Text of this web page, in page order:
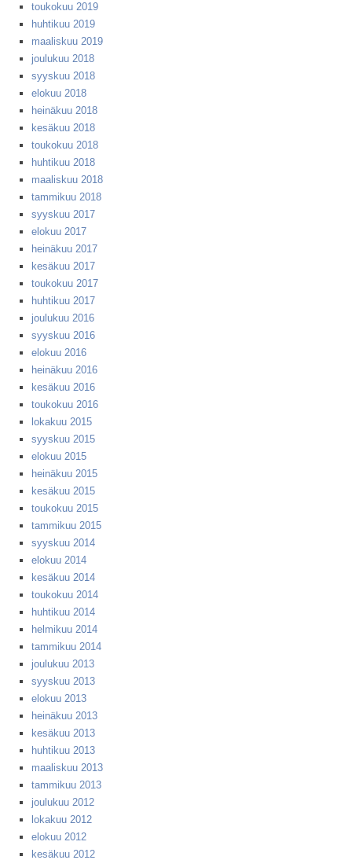
toukokuu 2019
huhtikuu 2019
maaliskuu 2019
joulukuu 2018
syyskuu 2018
elokuu 2018
heinäkuu 2018
kesäkuu 2018
toukokuu 2018
huhtikuu 2018
maaliskuu 2018
tammikuu 2018
syyskuu 2017
elokuu 2017
heinäkuu 2017
kesäkuu 2017
toukokuu 2017
huhtikuu 2017
joulukuu 2016
syyskuu 2016
elokuu 2016
heinäkuu 2016
kesäkuu 2016
toukokuu 2016
lokakuu 2015
syyskuu 2015
elokuu 2015
heinäkuu 2015
kesäkuu 2015
toukokuu 2015
tammikuu 2015
syyskuu 2014
elokuu 2014
kesäkuu 2014
toukokuu 2014
huhtikuu 2014
helmikuu 2014
tammikuu 2014
joulukuu 2013
syyskuu 2013
elokuu 2013
heinäkuu 2013
kesäkuu 2013
huhtikuu 2013
maaliskuu 2013
tammikuu 2013
joulukuu 2012
lokakuu 2012
elokuu 2012
kesäkuu 2012